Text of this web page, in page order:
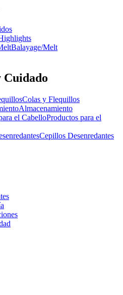
Balayage/Melt
Cuidado
Colas y Flequillos
Almacenamiento
Productos para el
Cepillos Desenredantes